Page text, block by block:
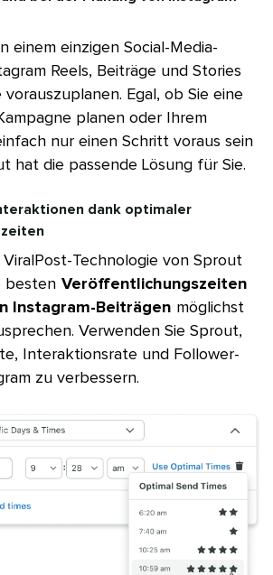
einem einzigen Social-Media-
Reels, Beiträge und Stories
Egal, ob Sie eine
planen oder Ihrem
nur einen Schritt voraus sein
hat die passende Lösung für Sie.​​
dank optimaler
ViralPost-Technologie von Sprout
besten​​ Veröffentlichungszeiten
Instagram-Beiträgen​​ möglichst
Verwenden Sie Sprout,
Interaktionsrate und Follower-
zu verbessern.​​